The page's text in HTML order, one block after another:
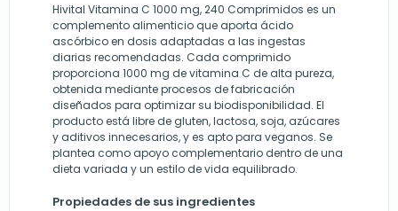
Hivital Vitamina C 1000 mg, 240 Comprimidos es un
complemento alimenticio que aporta ácido
ascórbico en dosis adaptadas a las ingestas
diarias recomendadas. Cada comprimido
proporciona 1000 mg de vitamina C de alta pureza,
obtenida mediante procesos de fabricación
diseñados para optimizar su biodisponibilidad. El
producto está libre de gluten, lactosa, soja, azúcares
y aditivos innecesarios, y es apto para veganos. Se
plantea como apoyo complementario dentro de una
dieta variada y un estilo de vida equilibrado.
Propiedades de sus ingredientes